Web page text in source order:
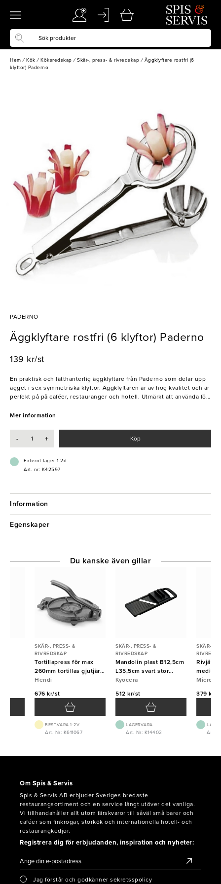
Hem / Kök / Köksredskap / Skär-, press- & rivredskap / Äggklyftare rostfri (6
klyftor) Paderno
PADERNO
Äggklyftare rostfri (6 klyftor) Paderno
139 kr/st
En praktisk och lätthanterlig äggklyftare från Paderno som delar upp
ägget i sex symmetriska klyftor. Äggklyftaren är av hög kvalitet och är
perfekt på på caféer, restauranger och hotell. Utmärkt att använda för
- 6 klyftor
Mer information
- + Köp
Externt lager 1-2d
Art. nr: K42597
Information
Egenskaper
SKÄR-, PRESS- &
RIVREDSKAP
Tortillapress för max
260mm tortillas gjutjärn
Hendi
Hendi
676 kr/st
BEST.VARA 1-2V
Art. Nr: K611067
SKÄR-, PRESS- &
RIVREDSKAP
Mandolin plast B12,5cm
L35,5cm svart stor
Kyocera
Kyocera
512 kr/st
LAGERVARA
Art. Nr: K14402
SKÄR-,
Rivjärn
medium
379 kr/
Art.
Du kanske även gillar
Om Spis & Servis
Spis & Servis AB erbjuder Sveriges bredaste
restaurangsortiment och en service långt utöver det vanliga.
Vi tillhandahåller allt utom färskvaror till såväl små barer och
caféer som finkrogar, storkök och internationella hotell- och
restaurangkedjor.
Registrera dig för erbjudanden, inspiration och nyheter:
Jag förstår och godkänner sekretsspolicy